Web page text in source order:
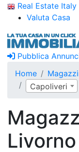
Real Estate Italy
Valuta Casa
Pubblica
Home
Capoliveri
Livorno